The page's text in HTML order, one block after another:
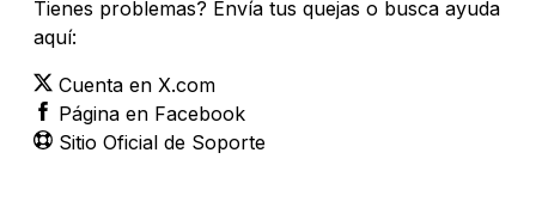
Tienes problemas? Envía tus quejas o busca ayuda
aquí:
Cuenta en X.com
Página en Facebook
Sitio Oficial de Soporte